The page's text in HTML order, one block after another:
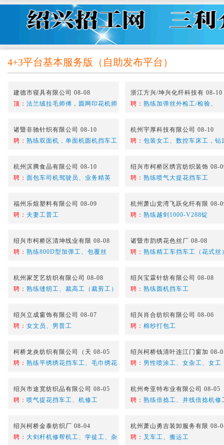
4+3平台基本服务版 （ 自助发布平台 ）
建德市寝具有限公司 08-08
顶： 法兰绒拉毛师傅，圆网印花机师
浙江方兴/坤兴化纤科技有 08-10
聘： 熟练加弹丝外检工/检验、
诸暨非驰针织有限公司 08-10
聘： 熟练双面机，单面机圆机挡车工
杭州宇厚科技有限公司 08-10
聘： 包装女工、数控车床工，钻
杭州滨腾食品有限公司 08-10
聘： 面包车司机驾驶员、业务精英
绍兴市柯桥区绣宫纺织装饰 08-
聘： 熟练喷气大提花挡车工
福州乐煊塑料有限公司 08-09
聘： 夫妻工普工
杭州萧山党湾飞跃化纤有限 08-
聘： 熟练越剑1000-V288锭
绍兴市柯桥区清坤线业有限 08-08
聘： 熟练800D型加弹工、包覆丝
诸暨市韵绣花色丝厂 08-08
聘： 熟练精工车挡车工（花式丝
杭州家芝艺纺织有限公司 08-08
聘： 熟练缝纫工、裁高工（裁剪工）
绍兴宝霖针纺有限公司 08-08
聘： 熟练圆机挡车工
绍兴立成窗饰有限公司 08-07
聘： 女文员、男普工
绍兴肖合纺织有限公司 08-06
聘： 棉纱打包工
柯桥龙炎纺织有限公司（天 08-05
聘： 熟练平绣绣花挡车工、毛巾绣花
绍兴柯桥钱清叶连江门窗加 08-
聘： 男性喷涂工、女杂工、女工
绍兴市途宽纺织品有限公司 08-05
聘： 喷气提花挡车工、机修工
杭州奇亚特布业有限公司 08-05
聘： 熟练倍捻工、并线倍捻机修
绍兴柯桥金泰纺织厂 08-04
聘： 大剑杆机修帮机工、学徒工、杂
杭州萧山勇吉装卸服务有限 08-
聘： 叉车工、搬运工